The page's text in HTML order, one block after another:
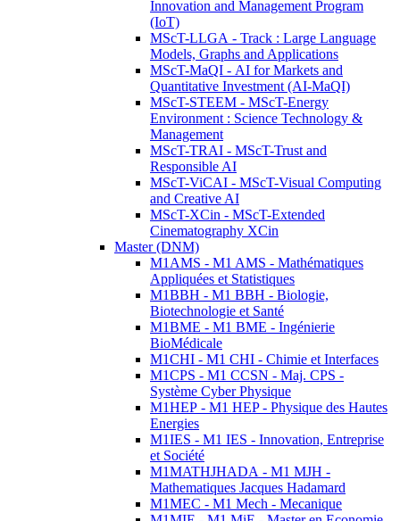
Innovation and Management Program
(IoT)
MScT-LLGA - Track : Large Language
Models, Graphs and Applications
MScT-MaQI - AI for Markets and
Quantitative Investment (AI-MaQI)
MScT-STEEM - MScT-Energy
Environment : Science Technology &
Management
MScT-TRAI - MScT-Trust and
Responsible AI
MScT-ViCAI - MScT-Visual Computing
and Creative AI
MScT-XCin - MScT-Extended
Cinematography XCin
Master (DNM)
M1AMS - M1 AMS - Mathématiques
Appliquées et Statistiques
M1BBH - M1 BBH - Biologie,
Biotechnologie et Santé
M1BME - M1 BME - Ingénierie
BioMédicale
M1CHI - M1 CHI - Chimie et Interfaces
M1CPS - M1 CCSN - Maj. CPS -
Système Cyber Physique
M1HEP - M1 HEP - Physique des Hautes
Energies
M1IES - M1 IES - Innovation, Entreprise
et Société
M1MATHJHADA - M1 MJH -
Mathematiques Jacques Hadamard
M1MEC - M1 Mech - Mecanique